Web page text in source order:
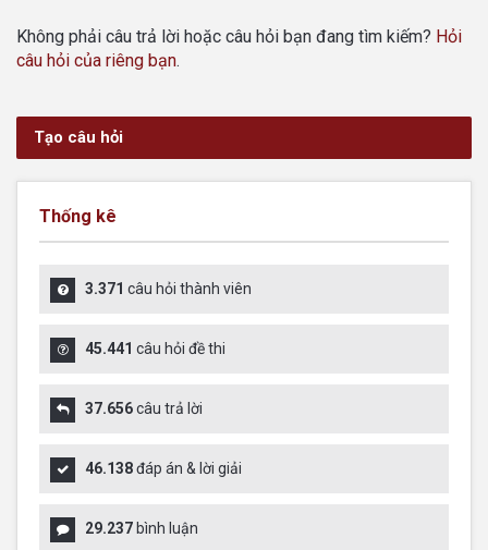
Không phải câu trả lời hoặc câu hỏi bạn đang tìm kiếm? Hỏi
câu hỏi của riêng bạn.
Tạo câu hỏi
Thống kê
3.371 câu hỏi thành viên
45.441 câu hỏi đề thi
37.656câu trả lời
46.138đáp án & lời giải
29.237 bình luận